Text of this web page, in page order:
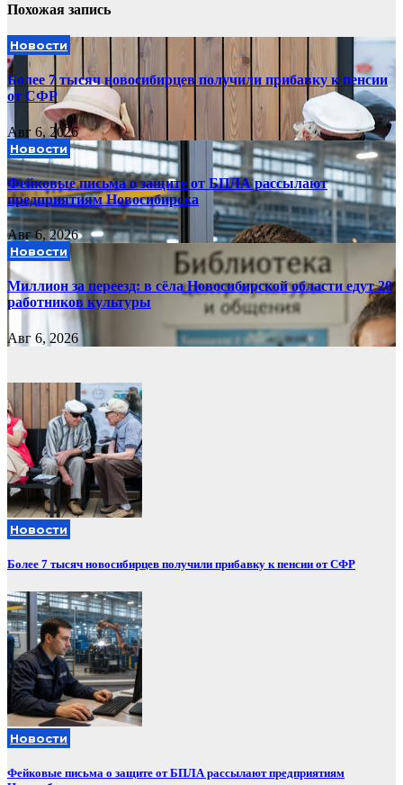
Похожая запись
Новости
Более 7 тысяч новосибирцев получили прибавку к пенсии
от СФР
Авг 6, 2026
Новости
Фейковые письма о защите от БПЛА рассылают
предприятиям Новосибирска
Авг 6, 2026
Новости
Миллион за переезд: в сёла Новосибирской области едут 20
работников культуры
Авг 6, 2026
Новости
Более 7 тысяч новосибирцев получили прибавку к пенсии от СФР
Новости
Фейковые письма о защите от БПЛА рассылают предприятиям